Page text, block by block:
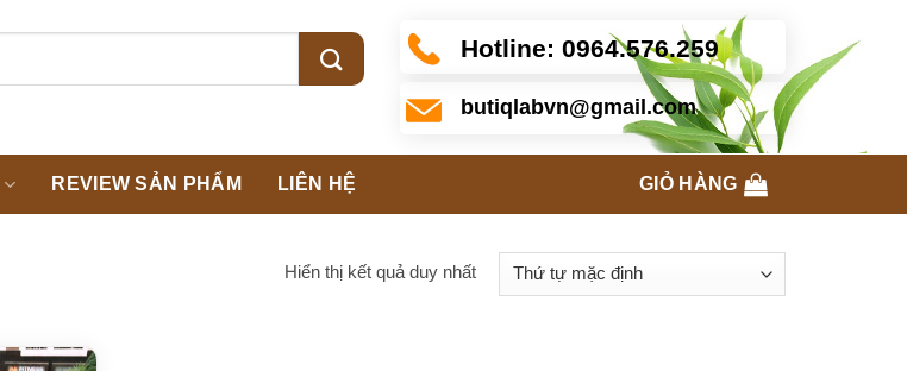
Hotline: 0964.576.259
butiqlabvn@gmail.com
REVIEW SẢN PHẨM LIÊN HỆ GIỎ HÀNG
Hiển thị kết quả duy nhất